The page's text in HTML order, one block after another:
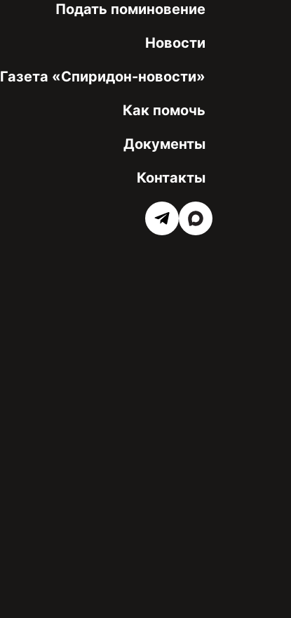
Подать поминовение
Новости
Газета «Спиридон-новости»
Как помочь
Документы
Контакты